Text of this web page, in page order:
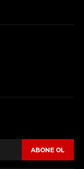
ABONE OL